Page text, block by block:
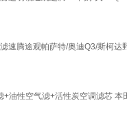
速腾途观帕萨特/奥迪Q3/斯柯达
油性空气滤+活性炭空调滤芯